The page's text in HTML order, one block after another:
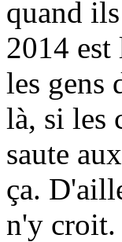
quand
2014
les gens
là, si les
saute
ça.
n'y croit.